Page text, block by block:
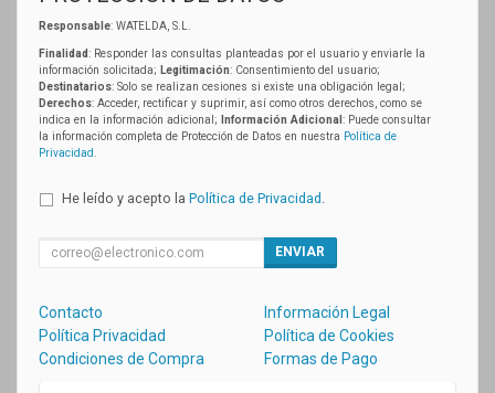
Responsable: WATELDA, S.L.
Finalidad: Responder las consultas planteadas por el usuario y enviarle la
información solicitada; Legitimación: Consentimiento del usuario;
Destinatarios: Solo se realizan cesiones si existe una obligación legal;
Derechos: Acceder, rectificar y suprimir, así como otros derechos, como se
indica en la información adicional;
Información Adicional : Puede consultar
la información completa de Protección de Datos en nuestra Política de
Privacidad
He leído y acepto la Política de Privacidad .
ENVIAR
Contacto
Información Legal
Política Privacidad
Política de Cookies
Condiciones de Compra
Formas de Pago